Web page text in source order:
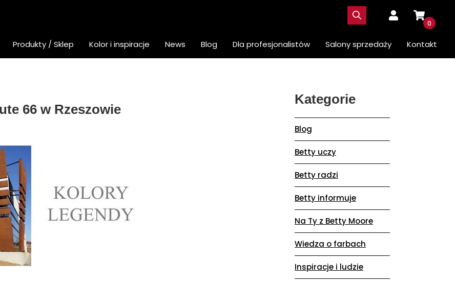
0
Produkty / Sklep Kolor i inspiracje News Blog Dla profesjonalistów Salony sprzedaży Kontakt
66 w Rzeszowie
Kategorie
Blog
Betty uczy
Betty radzi
Betty informuje
Na Ty z Betty Moore
Wiedza o farbach
Inspiracje i ludzie